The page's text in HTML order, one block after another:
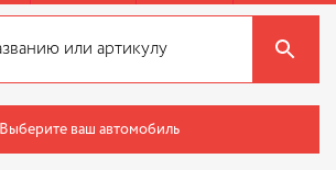
Выберите ваш автомобиль